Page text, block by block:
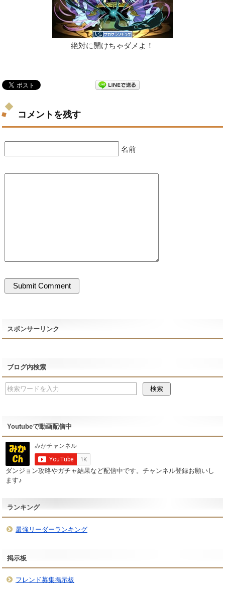
絶対に開けちゃダメよ！
コメントを残す
名前
スポンサーリンク
ブログ内検索
Youtubeで動画配信中
ダンジョン攻略やガチャ結果など配信中です。チャンネル登録お願いし
ます♪
ランキング
最強リーダーランキング
掲示板
フレンド募集掲示板